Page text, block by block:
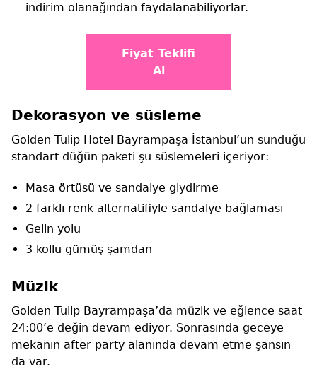
indirim olanağından faydalanabiliyorlar.
Fiyat Teklifi
Al
Dekorasyon ve süsleme
Golden Tulip Hotel Bayrampaşa İstanbul’un sunduğu
standart düğün paketi şu süslemeleri içeriyor:
Masa örtüsü ve sandalye giydirme
2 farklı renk alternatifiyle sandalye bağlaması
Gelin yolu
3 kollu gümüş şamdan
Müzik
Golden Tulip Bayrampaşa’da müzik ve eğlence saat
24:00’e değin devam ediyor. Sonrasında geceye
mekanın after party alanında devam etme şansın
da var.